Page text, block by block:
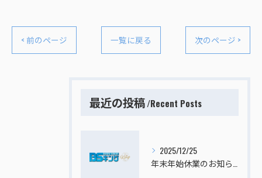
< 前のページ 一覧に戻る 次のページ >
最近の投稿 Recent Posts
2025/12/25